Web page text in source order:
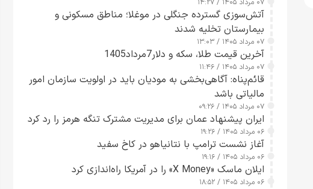
۰۷ مرداد ۱۴۰۵ / ۱۴:۲۷
آتش‌سوزی گسترده جنگلی در موغلا؛ مناطق مسکونی و
بیمارستان تخلیه شدند
۰۷ مرداد ۱۴۰۵ / ۱۳:۰۳
آخرین قیمت طلا، سکه و دلار7مرداد1405
۰۷ مرداد ۱۴۰۵ / ۱۱:۴۶
قائم‌پناه: آگاهی‌بخشی به مودیان باید در اولویت سازمان امور
مالیاتی باشد
۰۷ مرداد ۱۴۰۵ / ۰۹:۲۶
ایران پیشنهاد عمان برای مدیریت مشترک تنگه هرمز را رد کرد
۰۶ مرداد ۱۴۰۵ / ۱۹:۲۶
آغاز نشست ترامپ با نتانیاهو در کاخ سفید
۰۶ مرداد ۱۴۰۵ / ۱۹:۱۶
ایلان ماسک «X Money» را در آمریکا راه‌اندازی کرد
۰۶ مرداد ۱۴۰۵ / ۱۸:۵۲